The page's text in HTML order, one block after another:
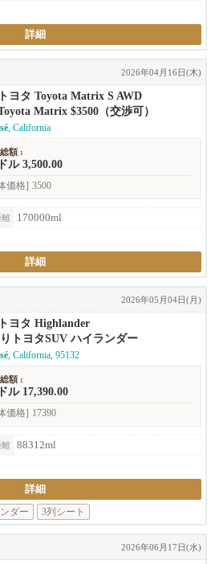
詳細
2026年04月16日(木)
ヨタ Toyota Matrix S AWD
Matrix $3500（交渉可）
, California
額 :
ル 3,500.00
価格] 3500
離
170000ml
詳細
2026年05月04日(月)
ヨタ Highlander
トヨタSUV ハイランダー
, California, 95132
額 :
ル 17,390.00
価格] 17390
離
88312ml
詳細
ダー 3列シート
2026年06月17日(水)